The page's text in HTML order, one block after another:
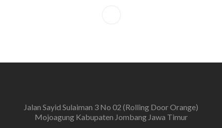
Jalan Sayid Sulaiman 3 No 02 (Rolling Door Orange)
Mojoagung Kabupaten Jombang Jawa Timur